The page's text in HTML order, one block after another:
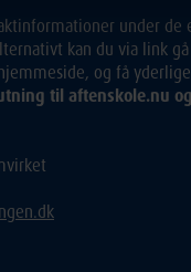
under de
kan du via link
og få
til aftenskole.nu